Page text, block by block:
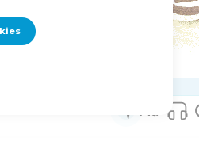
frayeur.
les autres. Ils dépériront à